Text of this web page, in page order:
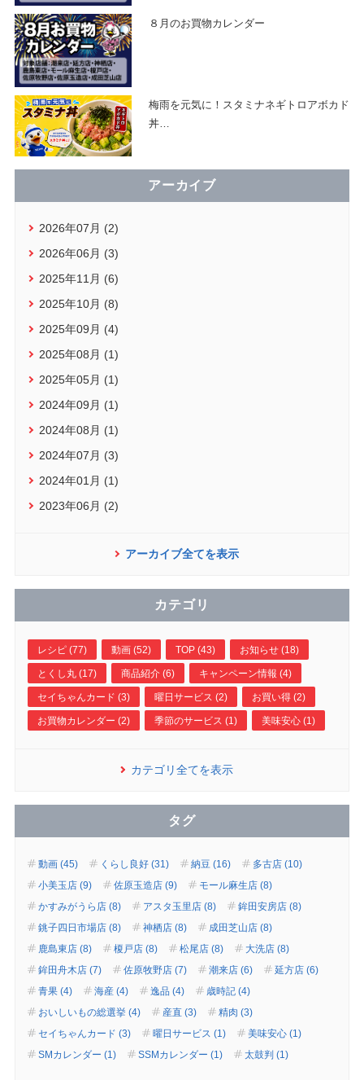
８月のお買物カレンダー
梅雨を元気に！スタミナネギトロアボカド
丼…
アーカイブ
2026年07月 (2)
2026年06月 (3)
2025年11月 (6)
2025年10月 (8)
2025年09月 (4)
2025年08月 (1)
2025年05月 (1)
2024年09月 (1)
2024年08月 (1)
2024年07月 (3)
2024年01月 (1)
2023年06月 (2)
アーカイブ全てを表示
カテゴリ
レシピ (77) 動画 (52) TOP (43) お知らせ (18)
とくし丸 (17) 商品紹介 (6) キャンペーン情報 (4)
セイちゃんカード (3) 曜日サービス (2) お買い得 (2)
お買物カレンダー (2) 季節のサービス (1) 美味安心 (1)
カテゴリ全てを表示
タグ
動画 (45) くらし良好 (31) 納豆 (16)
多古店 (10)
小美玉店 (9)
佐原玉造店 (9)
モール麻生店 (8)
かすみがうら店 (8)
アスタ玉里店 (8)
鉾田安房店 (8)
銚子四日市場店 (8)
神栖店 (8)
成田芝山店 (8)
鹿島東店 (8)
榎戸店 (8) 松尾店 (8)
大洗店 (8)
鉾田舟木店 (7)
佐原牧野店 (7) 潮来店 (6)
延方店 (6)
青果 (4)
海産 (4) 逸品 (4)
歳時記 (4)
おいしいもの総選挙 (4)
産直 (3)
精肉 (3)
セイちゃんカード (3)
曜日サービス (1)
美味安心 (1)
SMカレンダー (1)
SSMカレンダー (1) 太鼓判 (1)